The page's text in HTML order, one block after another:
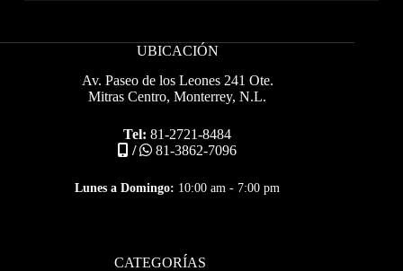
UBICACIÓN
Av. Paseo de los Leones 241 Ote.
Mitras Centro, Monterrey, N.L.
Tel: 81-2721-8484
/
81-3862-7096
Lunes a Domingo: 10:00 am - 7:00 pm
CATEGORÍAS